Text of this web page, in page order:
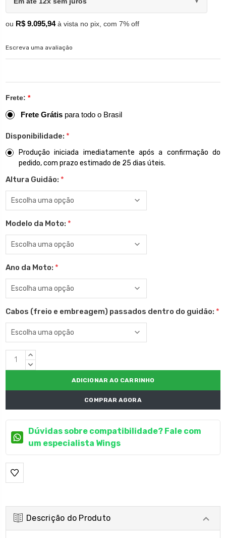
▼
ou R$ 9.095,94à vista no pix, com 7% off
Escreva uma avaliação
Frete: *
Frete Grátis para todo o Brasil
Disponibilidade: *
Produção iniciada imediatamente após a confirmação do
pedido, com prazo estimado de 25 dias úteis.
Altura Guidão: *
Modelo da Moto: *
Ano da Moto: *
Cabos (freio e embreagem) passados dentro do guidão: *
EstoqueQUANTIDADE
CRESCENTE:
QUANTIDADE
COMPRAR AGORA
Dúvidas sobre compatibilidade? Fale com
um especialista Wings
Descrição do Produto